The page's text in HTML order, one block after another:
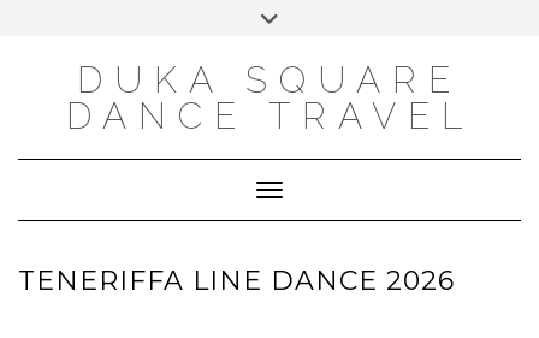
WHATSAPP
FACEBOOK
MAIL
DUKA SQUARE
DANCE TRAVEL
Toggle Navigation
TENERIFFA LINE DANCE 2026